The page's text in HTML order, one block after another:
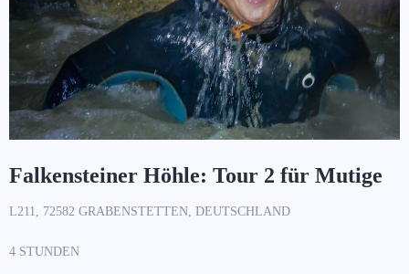
Falkensteiner Höhle: Tour 2 für Mutige
L211, 72582 GRABENSTETTEN, DEUTSCHLAND
4 STUNDEN